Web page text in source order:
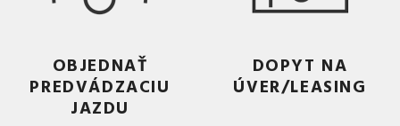
OBJEDNAŤ
PREDVÁDZACIU
JAZDU
DOPYT NA
ÚVER/LEASING